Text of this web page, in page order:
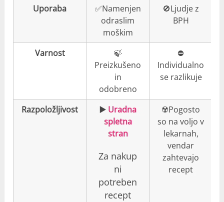
Uporaba
✅Namenjen
odraslim
moškim
🚫Ljudje z
BPH
Varnost
🍃
Preizkušeno
in
odobreno
⛔️
Individualno
se razlikuje
Razpoložljivost ▶️ Uradna
spletna
stran
Za nakup
ni
potreben
recept
☢️Pogosto
so na voljo v
lekarnah,
vendar
zahtevajo
recept